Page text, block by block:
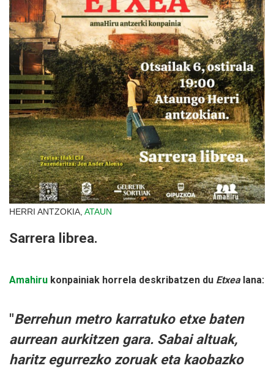
HERRI ANTZOKIA, ATAUN
Sarrera librea.
Amahiru konpainiak horrela deskribatzen du Etxealana:
"Berrehun metro karratuko etxe baten
aurrean aurkitzen gara. Sabai altuak,
haritz egurrezko zoruak eta kaobazko